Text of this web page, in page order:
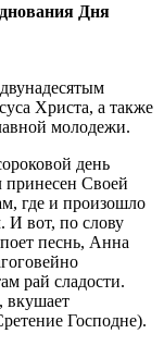
Дня
Христа, а также
молодежи.
день
принесен Своей
где и произошло
И вот, по слову
песнь, Анна
рай сладости.
вкушает
Господне).